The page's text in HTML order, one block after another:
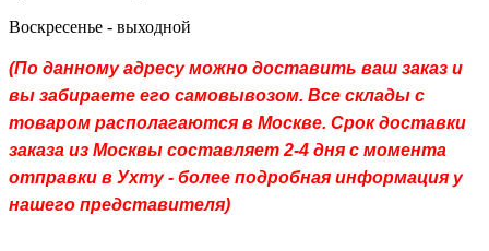
Воскресенье - выходной
(По данному адресу можно доставить ваш заказ и
вы забираете его самовывозом. Все склады с
товаром располагаются в Москве. Срок доставки
заказа из Москвы составляет 2-4 дня с момента
отправки в Ухту - более подробная информация у
нашего представителя)